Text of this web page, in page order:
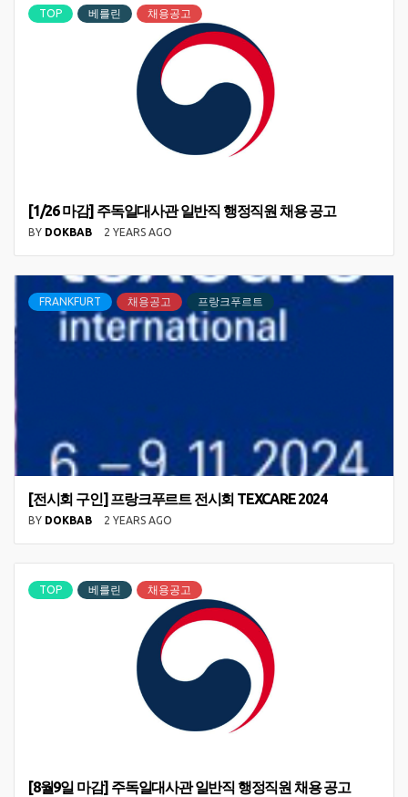
TOP 베를린 채용공고
[1/26 마감] 주독일대사관 일반직 행정직원 채용 공고
BY DOKBAB 2 YEARS AGO
FRANKFURT 채용공고 프랑크푸르트
[전시회 구인] 프랑크푸르트 전시회 TEXCARE 2024
BY DOKBAB 2 YEARS AGO
TOP 베를린 채용공고
[8월9일 마감] 주독일대사관 일반직 행정직원 채용 공고